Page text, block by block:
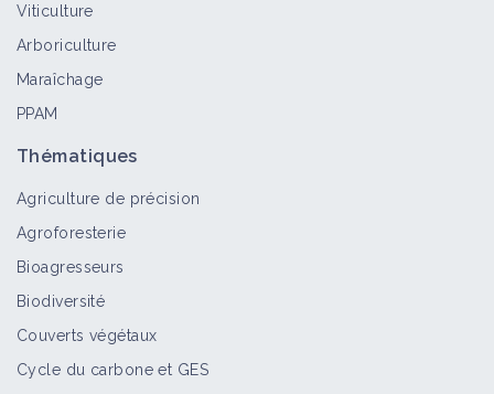
Viticulture
Arboriculture
Maraîchage
PPAM
Thématiques
Agriculture de précision
Agroforesterie
Bioagresseurs
Biodiversité
Couverts végétaux
Cycle du carbone et GES